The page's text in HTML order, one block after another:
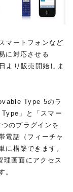
マートフォンなど
に対応させる
より販売開始しま
Type 5のラ
」と「スマー
のプラグインを
電話（フィーチャ
に構築できます。
画面にアクセス
。